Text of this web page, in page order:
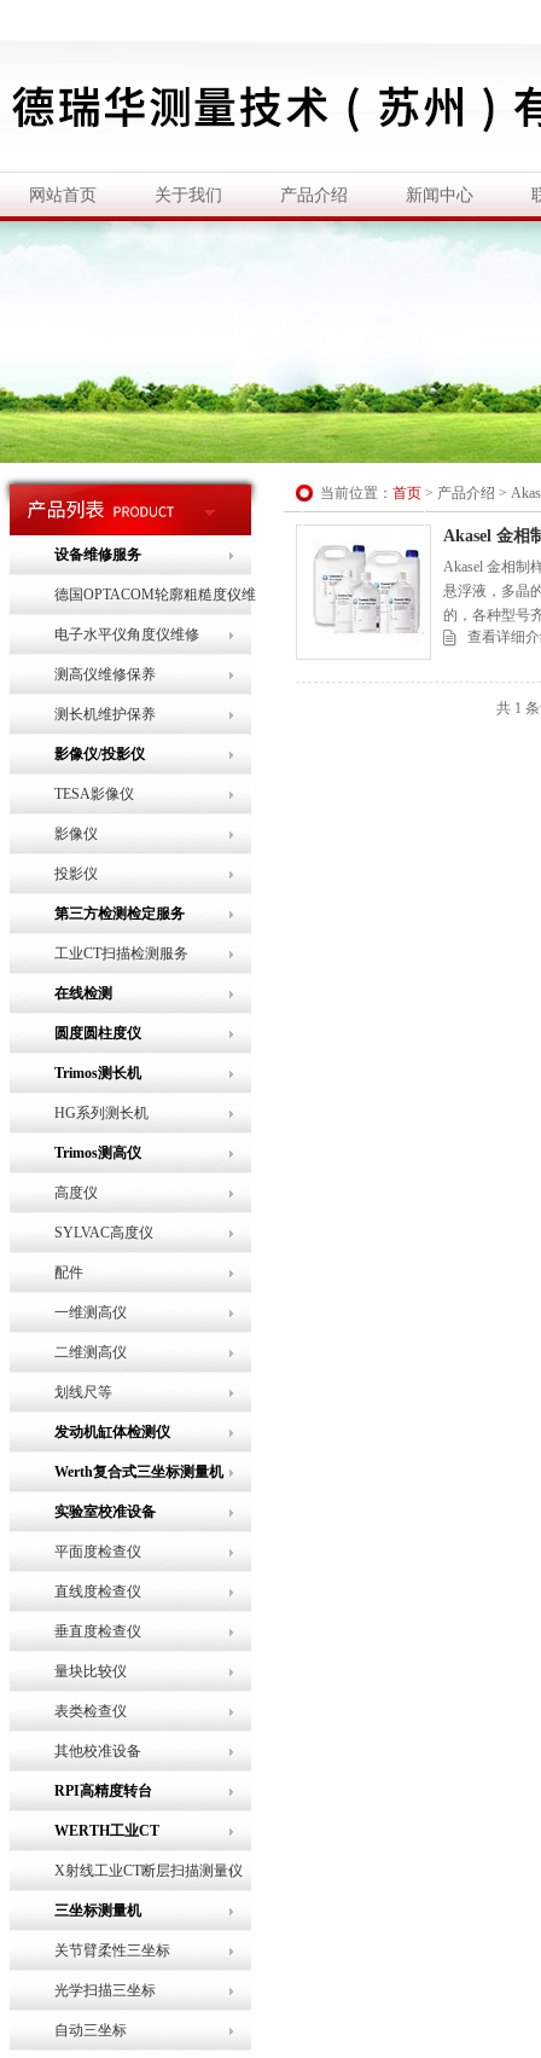
网站首页 关于我们 产品介绍 新闻中心
设备维修服务
德国OPTACOM轮廓粗糙度仪维
修
电子水平仪角度仪维修
测高仪维修保养
测长机维护保养
影像仪/投影仪
TESA影像仪
影像仪
投影仪
第三方检测检定服务
工业CT扫描检测服务
在线检测
圆度圆柱度仪
Trimos测长机
HG系列测长机
Trimos测高仪
高度仪
SYLVAC高度仪
配件
一维测高仪
二维测高仪
划线尺等
发动机缸体检测仪
Werth复合式三坐标测量机
实验室校准设备
平面度检查仪
直线度检查仪
垂直度检查仪
量块比较仪
表类检查仪
其他校准设备
RPI高精度转台
WERTH工业CT
X射线工业CT断层扫描测量仪
三坐标测量机
关节臂柔性三坐标
光学扫描三坐标
自动三坐标
当前位置： 首页 > 产品介绍 >
Akasel 金相
Akasel 金相制
悬浮液，多晶
的，各种型号
查看详细
共 1